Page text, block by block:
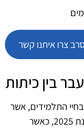
צרו איתנו קשר
בין כיתות
התלמידים, אשר
משפיע על חוויית הלמידה שלהם. בשנת 2025, כאשר